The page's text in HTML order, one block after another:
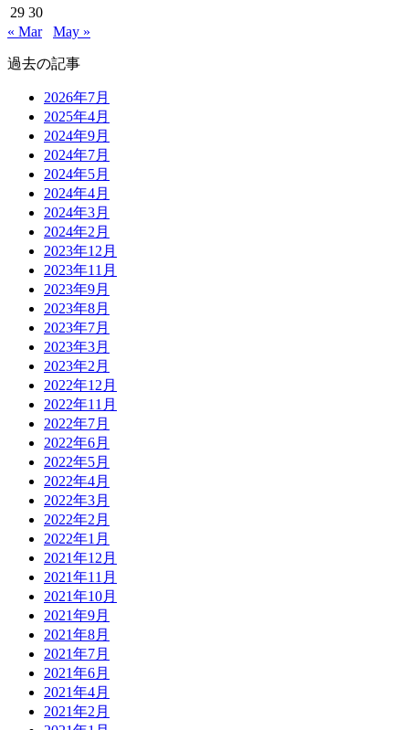
29 30
« Mar
May »
過去の記事
2026年7月
2025年4月
2024年9月
2024年7月
2024年5月
2024年4月
2024年3月
2024年2月
2023年12月
2023年11月
2023年9月
2023年8月
2023年7月
2023年3月
2023年2月
2022年12月
2022年11月
2022年7月
2022年6月
2022年5月
2022年4月
2022年3月
2022年2月
2022年1月
2021年12月
2021年11月
2021年10月
2021年9月
2021年8月
2021年7月
2021年6月
2021年4月
2021年2月